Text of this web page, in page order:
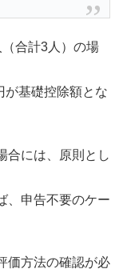
合計3人）の場
が基礎控除額とな
合には、原則とし
、申告不要のケー
価方法の確認が必